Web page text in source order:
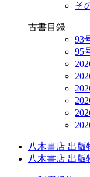
そ
古書目録
93
95
八木書店 出版
八木書店 出